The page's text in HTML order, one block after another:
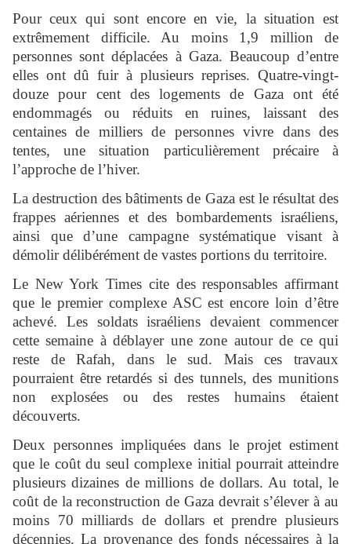
Pour ceux qui sont encore en vie, la situation est
extrêmement difficile. Au moins 1,9 million de
personnes sont déplacées à Gaza. Beaucoup d’entre
elles ont dû fuir à plusieurs reprises. Quatre-vingt-
douze pour cent des logements de Gaza ont été
endommagés ou réduits en ruines, laissant des
centaines de milliers de personnes vivre dans des
tentes, une situation particulièrement précaire à
l’approche de l’hiver.
La destruction des bâtiments de Gaza est le résultat des
frappes aériennes et des bombardements israéliens,
ainsi que d’une campagne systématique visant à
démolir délibérément de vastes portions du territoire.
Le New York Times cite des responsables affirmant
que le premier complexe ASC est encore loin d’être
achevé. Les soldats israéliens devaient commencer
cette semaine à déblayer une zone autour de ce qui
reste de Rafah, dans le sud. Mais ces travaux
pourraient être retardés si des tunnels, des munitions
non explosées ou des restes humains étaient
découverts.
Deux personnes impliquées dans le projet estiment
que le coût du seul complexe initial pourrait atteindre
plusieurs dizaines de millions de dollars. Au total, le
coût de la reconstruction de Gaza devrait s’élever à au
moins 70 milliards de dollars et prendre plusieurs
décennies. La provenance des fonds nécessaires à la